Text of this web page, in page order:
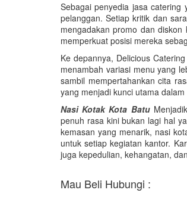
Sebagai penyedia jasa catering
pelanggan. Setiap kritik dan
mengadakan promo dan
memperkuat posisi mereka
Ke depannya, Delicious
menambah variasi menu yang
sambil mempertahankan cita
yang menjadi kunci utama
Nasi Kotak Kota Batu
penuh rasa kini bukan lagi hal
kemasan yang menarik, nasi
untuk setiap kegiatan kantor.
juga kepedulian, kehangatan,
Mau Beli Hubungi :